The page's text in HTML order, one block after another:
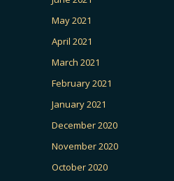
May 2021
April 2021
March 2021
February 2021
January 2021
December 2020
November 2020
October 2020